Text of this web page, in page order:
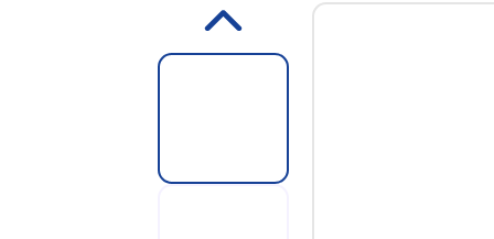
Zur Produktbeschreibung springen